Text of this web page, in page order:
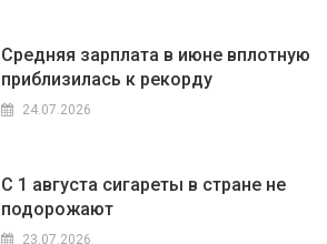
Средняя зарплата в июне вплотную
приблизилась к рекорду
24.07.2026
С 1 августа сигареты в стране не
подорожают
23.07.2026